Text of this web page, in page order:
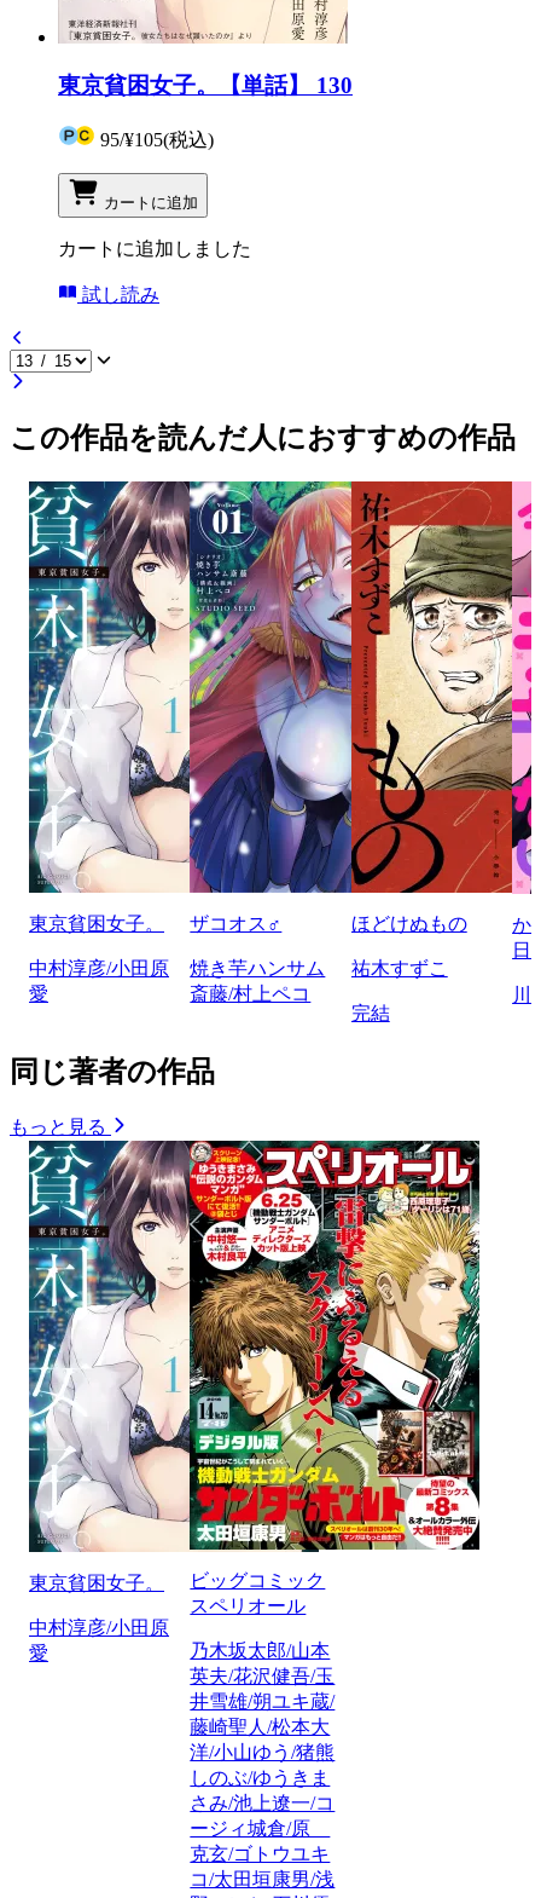
東京貧困女子。【単話】 130
95/¥105(税込)
カートに追加
カートに追加しました
試し読み
この作品を読んだ人におすすめの作品
東京貧困女子。
中村淳彦/小田原
愛
ザコオス♂
焼き芋ハンサム
斎藤/村上ペコ
ほどけぬもの
祐木すずこ
完結
か
日
川
同じ著者の作品
もっと見る
東京貧困女子。
中村淳彦/小田原
愛
ビッグコミック
スペリオール
乃木坂太郎/山本
英夫/花沢健吾/玉
井雪雄/朔ユキ蔵/
藤崎聖人/松本大
洋/小山ゆう/猪熊
しのぶ/ゆうきま
さみ/池上遼一/コ
ージィ城倉/原
克玄/ゴトウユキ
コ/太田垣康男/浅